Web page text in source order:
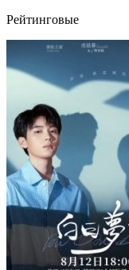
Рейтинговые